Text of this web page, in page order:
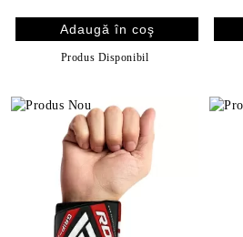
Produs Disponibil